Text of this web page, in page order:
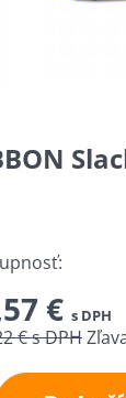
€ s DPH
€s DPH